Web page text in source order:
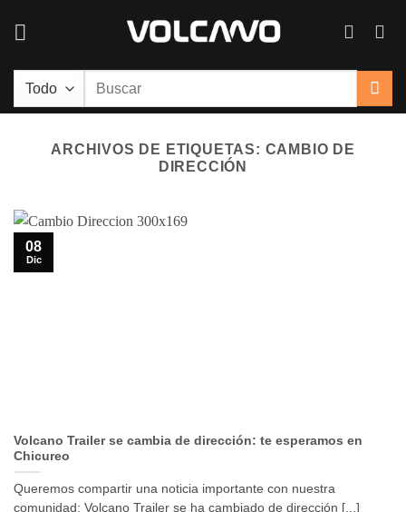
Buscar
ARCHIVOS DE ETIQUETAS: CAMBIO DE
DIRECCIÓN
Volcano Trailer se cambia de dirección: te esperamos en
Chicureo
Queremos compartir una noticia importante con nuestra
comunidad: Volcano Trailer se ha cambiado de dirección [...]
08
Dic